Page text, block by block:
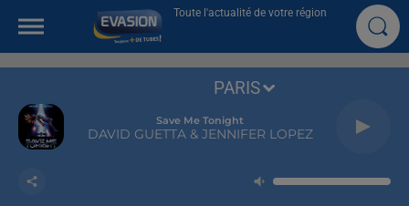
Toute l'actualité de votre région
Save Me Tonight
DAVID GUETTA & JENNIFER LOPEZ
PARIS